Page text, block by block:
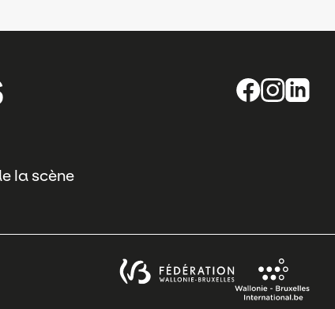
la scène